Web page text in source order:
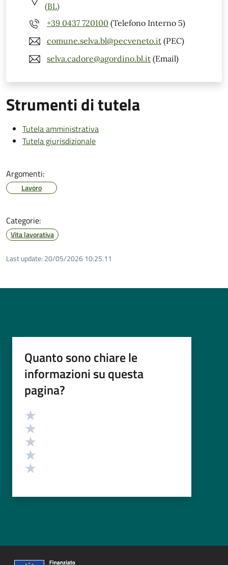
(BL)
+39 0437 720100 (Telefono Interno 5)
comune.selva.bl@pecveneto.it (PEC)
selva.cadore@agordino.bl.it (Email)
Strumenti di tutela
Tutela amministrativa
Tutela giurisdizionale
Argomenti:
Lavoro
Categorie:
Vita lavorativa
Last update: 20/05/2026 10:25.11
Quanto sono chiare le
informazioni su questa
pagina?
Valutazione